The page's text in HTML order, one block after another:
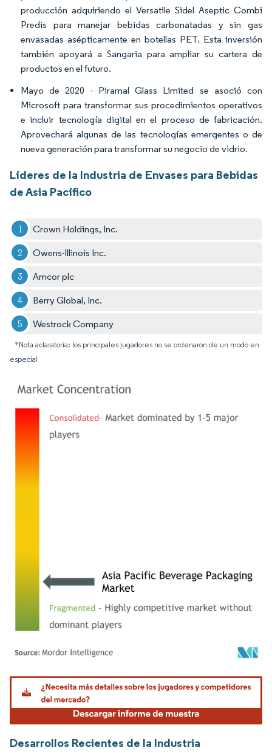
producción adquiriendo el Versatile Sidel Aseptic Combi
Predis para manejar bebidas carbonatadas y sin gas
envasadas asépticamente en botellas PET. Esta inversión
también apoyará a Sangaria para ampliar su cartera de
productos en el futuro.
Mayo de 2020 - Piramal Glass Limited se asoció con
Microsoft para transformar sus procedimientos operativos
e incluir tecnología digital en el proceso de fabricación.
Aprovechará algunas de las tecnologías emergentes o de
nueva generación para transformar su negocio de vidrio.
Líderes de la Industria de Envases para Bebidas
de Asia Pacífico
Crown Holdings, Inc.
Owens-Illinois Inc.
Amcor plc
Berry Global, Inc.
Westrock Company
*Nota aclaratoria: los principales jugadores no se ordenaron de un modo en
especial
Imagen © Mordor Intelligence. El uso requiere atribución según CC BY 4.0.
Desarrollos Recientes de la Industria